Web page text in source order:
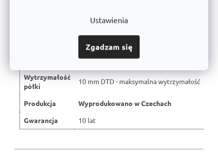
Ustawienia
Zgadzam się
Powłoka proszkowa (antykorozyjna)
Wytrzymałość
półki
10 mm DTD - maksymalna wytrzymałość
Produkcja
Wyprodukowano w Czechach
Gwarancja
10 lat